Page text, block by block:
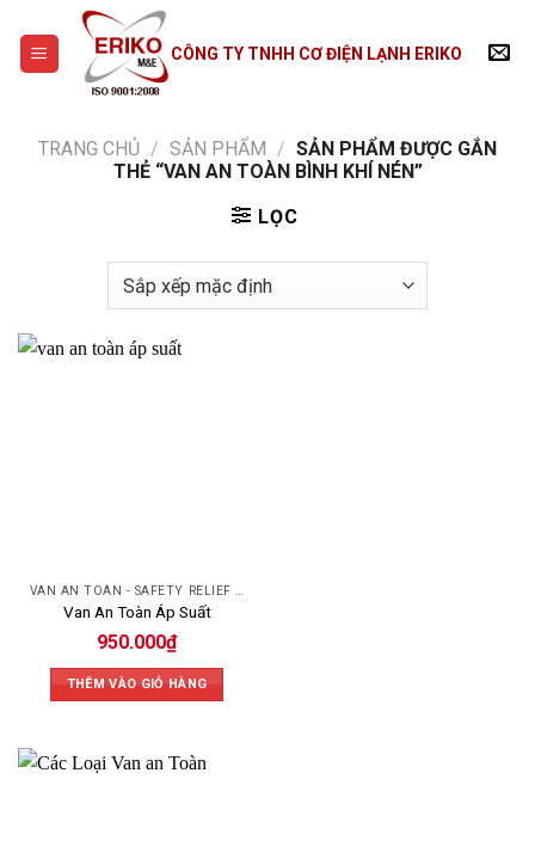
content
CÔNG TY TNHH CƠ ĐIỆN LẠNH ERIKO
TRANG CHỦ / SẢN PHẨM / SẢN PHẨM ĐƯỢC GẮN
THẺ “VAN AN TOÀN BÌNH KHÍ NÉN”
LỌC
Van An Toàn Áp Suất
950.000₫
THÊM VÀO GIỎ HÀNG